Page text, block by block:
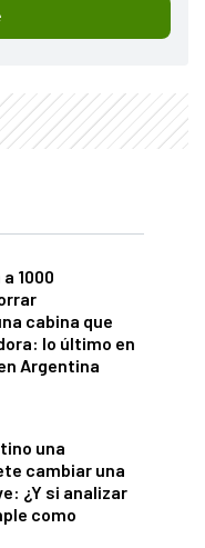
1000
cabina que
lo último en
Argentina
una
cambiar una
¿Y si analizar
como